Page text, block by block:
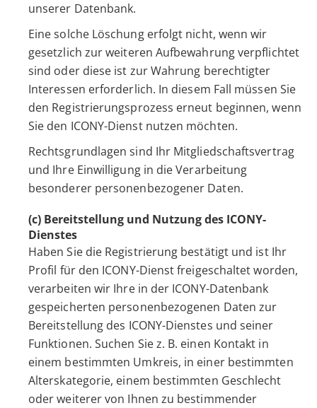
unserer Datenbank.
Eine solche Löschung erfolgt nicht, wenn wir
gesetzlich zur weiteren Aufbewahrung verpflichtet
sind oder diese ist zur Wahrung berechtigter
Interessen erforderlich. In diesem Fall müssen Sie
den Registrierungsprozess erneut beginnen, wenn
Sie den ICONY-Dienst nutzen möchten.
Rechtsgrundlagen sind Ihr Mitgliedschaftsvertrag
und Ihre Einwilligung in die Verarbeitung
besonderer personenbezogener Daten.
(c) Bereitstellung und Nutzung des ICONY-
Dienstes
Haben Sie die Registrierung bestätigt und ist Ihr
Profil für den ICONY-Dienst freigeschaltet worden,
verarbeiten wir Ihre in der ICONY-Datenbank
gespeicherten personenbezogenen Daten zur
Bereitstellung des ICONY-Dienstes und seiner
Funktionen. Suchen Sie z. B. einen Kontakt in
einem bestimmten Umkreis, in einer bestimmten
Alterskategorie, einem bestimmten Geschlecht
oder weiterer von Ihnen zu bestimmender